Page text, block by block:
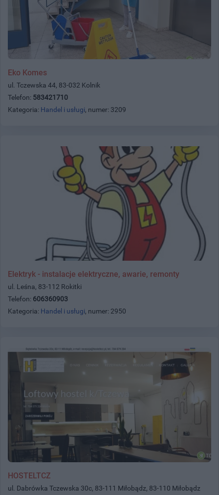
Eko Komes
ul. Tczewska 44, 83-032 Kolnik
Telefon: 583421710
Kategoria: Handel i usługi, numer: 3209
Elektryk - instalacje elektryczne, awarie, remonty
ul. Leśna, 83-112 Rokitki
Telefon: 606360903
Kategoria: Handel i usługi, numer: 2950
HOSTELTCZ
ul. Dabrówka Tczewska 30c, 83-111 Miłobądz, 83-110 Miłobądz